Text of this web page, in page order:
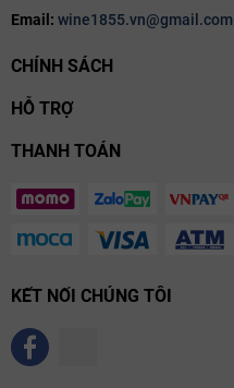
Email: wine1855.vn@gmail.com
CHÍNH SÁCH
HỖ TRỢ
THANH TOÁN
KẾT NỐI CHÚNG TÔI